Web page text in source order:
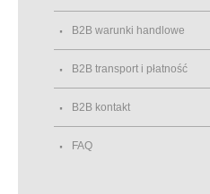
B2B warunki handlowe
B2B transport i płatność
B2B kontakt
FAQ